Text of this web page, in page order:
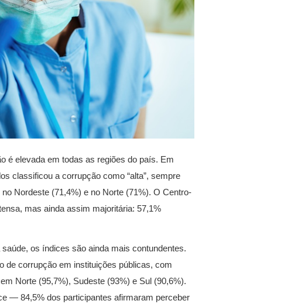
é elevada em todas as regiões do país. Em
classificou a corrupção como “alta”, sempre
Nordeste (71,4%) e no Norte (71%). O Centro-
mas ainda assim majoritária: 57,1%
os índices são ainda mais contundentes.
de corrupção em instituições públicas, com
Norte (95,7%), Sudeste (93%) e Sul (90,6%).
— 84,5% dos participantes afirmaram perceber